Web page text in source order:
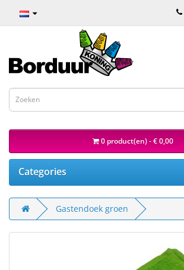
0 product(en) - € 0,00
Categories
Gastendoek groen